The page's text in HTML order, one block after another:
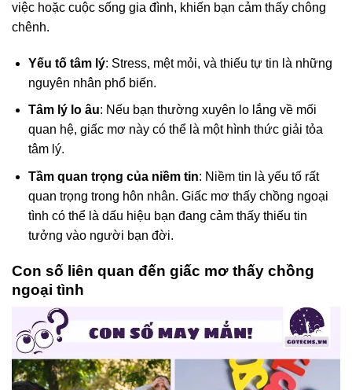
việc hoặc cuộc sống gia đình, khiến bạn cảm thấy chông
chênh.
Yếu tố tâm lý: Stress, mệt mỏi, và thiếu tự tin là những
nguyên nhân phổ biến.
Tâm lý lo âu: Nếu bạn thường xuyên lo lắng về mối
quan hệ, giấc mơ này có thể là một hình thức giải tỏa
tâm lý.
Tầm quan trọng của niềm tin: Niềm tin là yếu tố rất
quan trọng trong hôn nhân. Giấc mơ thấy chồng ngoại
tình có thể là dấu hiệu bạn đang cảm thấy thiếu tin
tưởng vào người bạn đời.
Con số liên quan đến giấc mơ thấy chồng
ngoại tình